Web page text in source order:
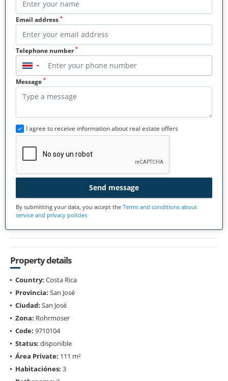
Email address *
Telephone number*
▼
Message *
I agree to receive information about real estate offers
Send message
By submitting your data, you accept the Terms and conditions about
service and privacy policies
Property details
Country: Costa Rica
Provincia: San José
Ciudad: San José
Zona: Rohrmoser
Code: 9710104
Status: disponible
Área Private: 111 m²
Habitaciónes: 3